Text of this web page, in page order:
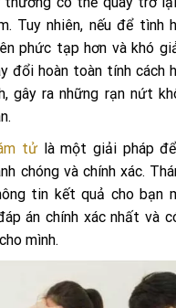
Tuy nhiên, nếu để tình
phức tạp hơn và khó
đổi hoàn toàn tính cách
gây ra những rạn nứt
tử là một giải pháp
chóng và chính xác.
tin kết quả cho bạn
án chính xác nhất và
mình.